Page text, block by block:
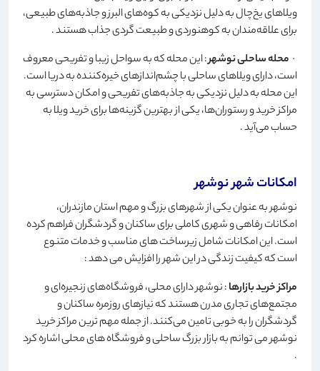
ویلاهای یخ‌چال به دلیل نزدیکی به کوه‌های البرز و جاذبه‌های طبیعی،
برای علاقه‌مندان به کوهنوردی و طبیعت گردی جذاب هستند.
· محله ساحلی نوشهر: این محله که به سواحل زیبا و تفریحی معروف
است، دارای ویلاهای ساحلی با چشم‌اندازهای خیره‌کننده به دریا است.
این محله به دلیل نزدیکی به جاذبه‌های تفریحی و امکان دسترسی به
مراکز خرید و رستوران‌ها، یکی از بهترین گزینه‌ها برای خرید ویلا به
حساب می‌آید.
امکانات شهر نوشهر
نوشهر به عنوان یکی از شهرهای بزرگ و مهم استان مازندران،
امکانات رفاهی و شهری کاملی برای ساکنان و گردشگران فراهم کرده
است. این امکانات شامل زیرساخت های مناسب و خدمات متنوع
است که کیفیت زندگی در این شهر را افزایش می دهد:
مراکز خرید بازارها: نوشهر دارای محلی، فروشگاه‌های زنجیره‌ای و
مجتمع‌های تجاری مدرن هستند که نیازهای روزمره ساکنان و
گردشگران را به خوبی تامین می‌کنند. از جمله مهم ترین مراکز خرید
نوشهر می توانم به بازار بزرگ ساحلی و فروشگاه های محلی اشاره کرد
.